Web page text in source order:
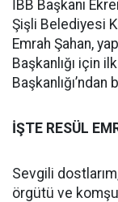
İBB Başkanı
Şişli Belediyesi
Emrah Şahan,
Başkanlığı için
Başkanlığı’ndan
İŞTE RESÜL
Sevgili
örgütü ve